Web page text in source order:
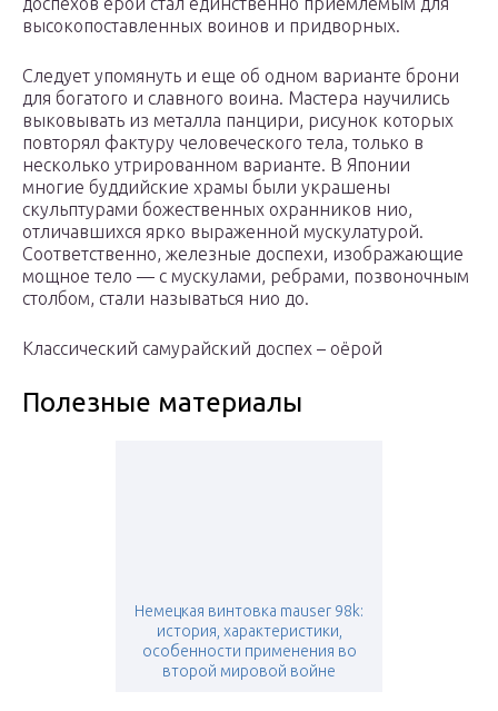
высокопоставленных воинов и придворных.
Следует упомянуть и еще об одном варианте брони
для богатого и славного воина. Мастера научились
выковывать из металла панцири, рисунок которых
повторял фактуру человеческого тела, только в
несколько утрированном варианте. В Японии
многие буддийские храмы были украшены
скульптурами божественных охранников нио,
отличавшихся ярко выраженной мускулатурой.
Соответственно, железные доспехи, изображающие
мощное тело — с мускулами, ребрами, позвоночным
столбом, стали называться нио до.
Классический самурайский доспех – оёрой
Полезные материалы
Немецкая винтовка mauser 98k:
история, характеристики,
особенности применения во
второй мировой войне